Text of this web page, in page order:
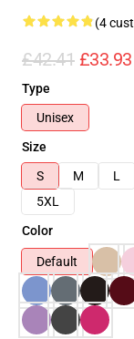
(4
£42.41 £33.93
Type
Unisex
Size
S
M L
5XL
Color
Default